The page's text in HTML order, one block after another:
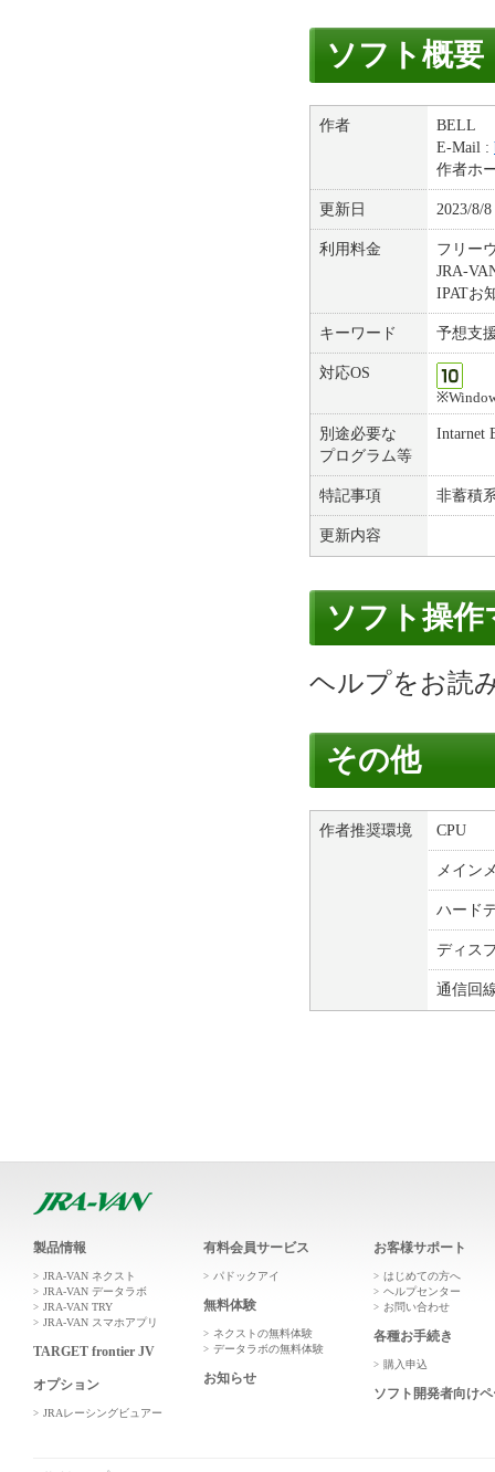
ソフト概要
作者
BELL
E-Mail :
作者ホ
更新日 2023/8/8
利用料金
フリー
JRA-
IPATお
キーワード 予想支
対応OS
別途必要な
プログラム等
Intarnet
特記事項 非蓄積
更新内容
ソフト操
ヘルプをお読
その他
作者推奨環境 CPU
メイン
ハード
ディス
通信回
製品情報
JRA-VAN ネクスト
JRA-VAN データラボ
JRA-VAN TRY
JRA-VAN スマホアプリ
TARGET frontier JV
オプション
JRAレーシングビュアー
有料会員サービス
パドックアイ
無料体験
ネクストの無料体験
データラボの無料体験
お知らせ
お客様サポート
はじめての方へ
ヘルプセンター
お問い合わせ
各種お手続き
購入申込
ソフト開発者向け